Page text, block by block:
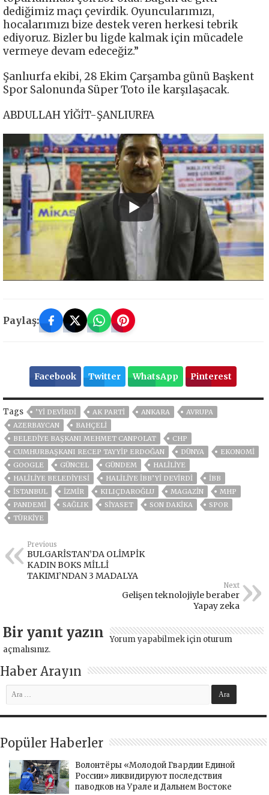
dediğimiz maçı çevirdik. Oyuncularımızı,
hocalarımızı bize destek veren herkesi tebrik
ediyoruz. Bizler bu ligde kalmak için mücadele
vermeye devam edeceğiz.”
Şanlıurfa ekibi, 28 Ekim Çarşamba günü Başkent
Spor Salonunda Süper Toto ile karşılaşacak.
ABDULLAH YİĞİT-ŞANLIURFA
Paylaş:
Facebook Twitter WhatsApp Pinterest
Tags ’Yİ DEVİRDİ AK PARTİ ANKARA
AVRUPA
AZERBAYCAN
BAHÇELİ
BELEDIYE BAŞKANI MEHMET CANPOLAT
CHP
CUMHURBAŞKANI RECEP TAYYIP ERDOĞAN
DÜNYA
EKONOMİ
GOOGLE
GÜNCEL GÜNDEM
HALILIYE
HALİLİYE BELEDİYESİ
HALİLİYE İBB’Yİ DEVİRDİ
İBB
ISTANBUL
İZMIR KILIÇDAROĞLU MAGAZİN
MHP
PANDEMİ
SAĞLIK SİYASET SON DAKIKA
SPOR
TÜRKİYE
Previous
BULGARİSTAN’DA OLİMPİK
KADIN BOKS MİLLİ
TAKIMI’NDAN 3 MADALYA
Next
Gelişen teknolojiyle beraber
Yapay zeka
Bir yanıt yazın Yorum yapabilmek için oturum
açmalısınız.
Haber Arayın
Popüler Haberler
Волонтёры «Молодой Гвардии Единой
России» ликвидируют последствия
паводков на Урале и Дальнем Востоке